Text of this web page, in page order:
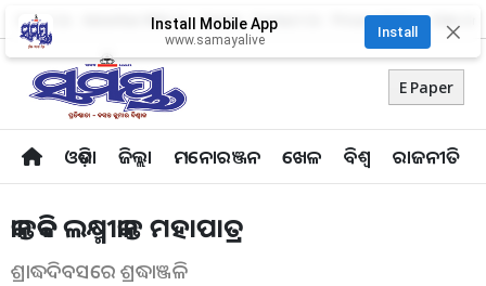
About Us Advertise With Us Career Contact Us Privacy Policy
E Paper
ଓଡ଼ିଶା ଜିଲ୍ଲା ମନୋରଞ୍ଜନ ଖେଳ ବିଶ୍ବ ରାଜନୀତି
Install Mobile App
www.samayalive
Install ✕
କାନ୍ତକବି ଲକ୍ଷ୍ମୀକାନ୍ତ ମହାପାତ୍ର
ଶ୍ରାଦ୍ଧଦିବସରେ ଶ୍ରଦ୍ଧାଞ୍ଜଳି